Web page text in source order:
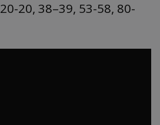
20-20, 38–39, 53-58, 80-